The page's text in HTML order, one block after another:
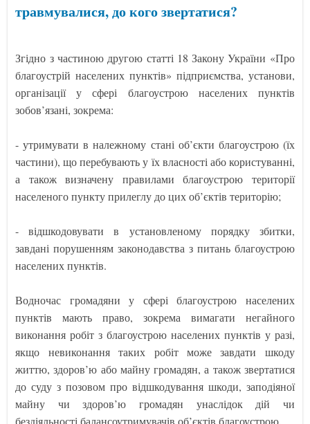
травмувалися, до кого звертатися?
Згідно з частиною другою статті 18 Закону України «Про
благоустрій населених пунктів» підприємства, установи,
організації у сфері благоустрою населених пунктів
зобов’язані, зокрема:
- утримувати в належному стані об’єкти благоустрою (їх
частини), що перебувають у їх власності або користуванні,
а також визначену правилами благоустрою території
населеного пункту прилеглу до цих об’єктів територію;
- відшкодовувати в установленому порядку збитки,
завдані порушенням законодавства з питань благоустрою
населених пунктів.
Водночас громадяни у сфері благоустрою населених
пунктів мають право, зокрема вимагати негайного
виконання робіт з благоустрою населених пунктів у разі,
якщо невиконання таких робіт може завдати шкоду
життю, здоров’ю або майну громадян, а також звертатися
до суду з позовом про відшкодування шкоди, заподіяної
майну чи здоров’ю громадян унаслідок дій чи
бездіяльності балансоутримувачів об’єктів благоустрою.